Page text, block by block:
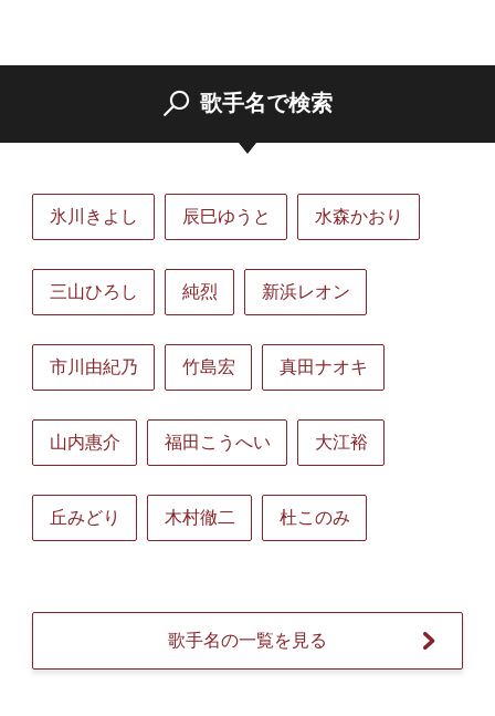
歌手名で検索
氷川きよし 辰巳ゆうと 水森かおり
三山ひろし 純烈 新浜レオン
市川由紀乃 竹島宏 真田ナオキ
山内惠介 福田こうへい 大江裕
丘みどり 木村徹二 杜このみ
歌手名の一覧を見る